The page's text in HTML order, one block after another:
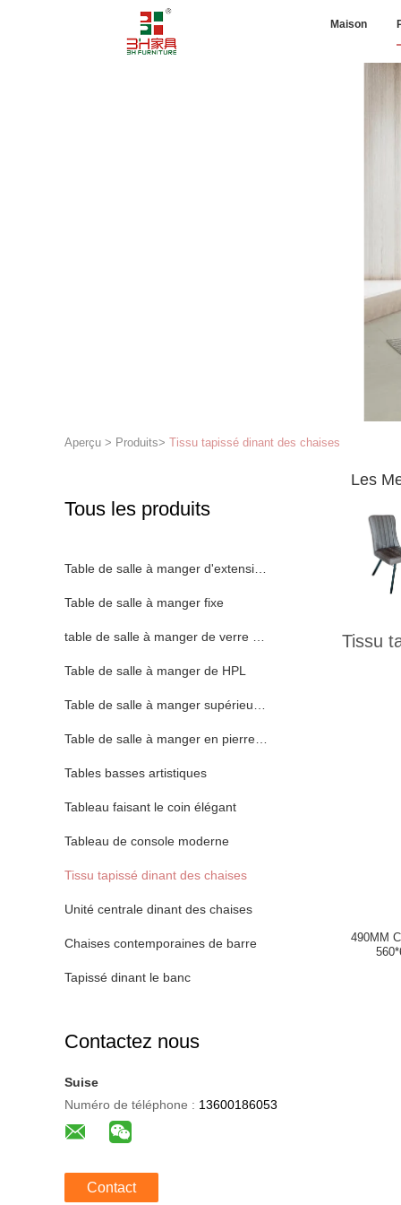
Maison
Aperçu > Produits> Tissu tapissé dinant des chaises
Tous les produits
Table de salle à manger d'extension
Table de salle à manger fixe
table de salle à manger de verre trempé
Table de salle à manger de HPL
Table de salle à manger supérieure en céramique
Table de salle à manger en pierre de regard
Tables basses artistiques
Tableau faisant le coin élégant
Tableau de console moderne
Tissu tapissé dinant des chaises
Unité centrale dinant des chaises
Chaises contemporaines de barre
Tapissé dinant le banc
Contactez nous
Suise
Numéro de téléphone : 13600186053
Contact
Les
Tissu
490MM